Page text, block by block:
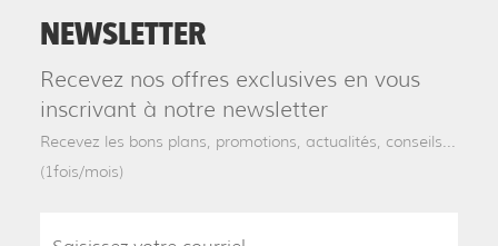
NEWSLETTER
Recevez nos offres exclusives en vous
inscrivant à notre newsletter
Recevez les bons plans, promotions, actualités, conseils...
(1fois/mois)